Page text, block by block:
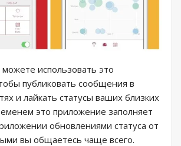
использовать это
публиковать сообщения в
и лайкать статусы ваших близких
это приложение заполняет
обновлениями статуса от
вы общаетесь чаще всего.